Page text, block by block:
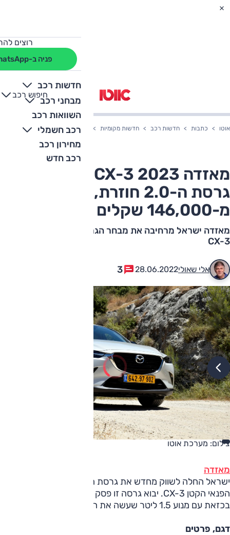
רוצים
פניה ב-WhatsApp
חדשות רכב
מבחני רכב
השוואות רכב
רכב חשמלי
מחירון רכב
רכב חדש
חיפוש רכב
+
-
אוטו כתבות חדשות רכב חדשות מקומיות מאזדה CX-3 2023 המחודש: גרסת ה-2.0 חוזרת, מחיר החל מ-146,000 שקלים
גרסת ה-2.0 חוזרת, מחיר החל
מ-146,000 שקלים
מאזדה ישראל מרחיבה את מבחר הגרסאות ורמות הגימור ב-
CX-3
אלי שאולי28.06.2022
3
צילום: מערכת אוטו
מאזדה
הפנאי הקטן CX-3. יבוא גרסה זו פסק לפני כשנה, וזו הוחלפה
בכזאת עם מנוע 1.5 ליטר שעשה את הרכב תחרותי יותר.
דגם, פרטים